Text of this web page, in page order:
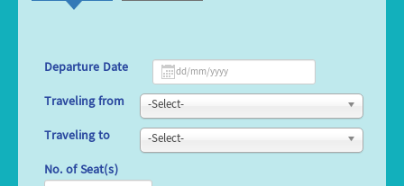
Departure Date
Traveling from
-Select-
Traveling to -Select-
No. of Seat(s)